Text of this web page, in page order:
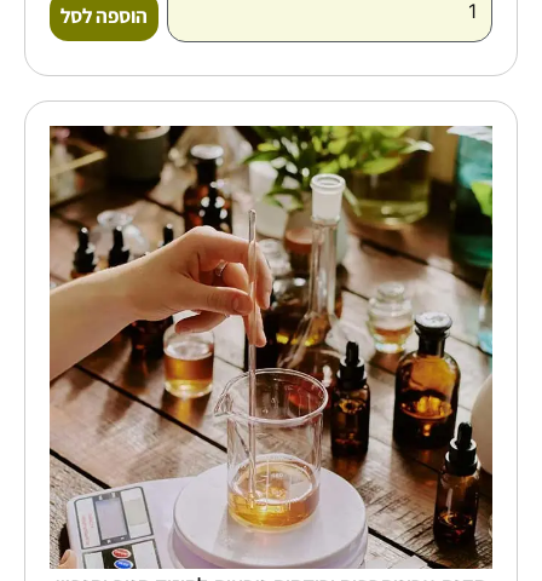
הוספה לסל
של
סדנת
ארומתרפיה
ורוקחות
טבעית
לחיזוק
הגוף
והנפש
-
טל
שדה